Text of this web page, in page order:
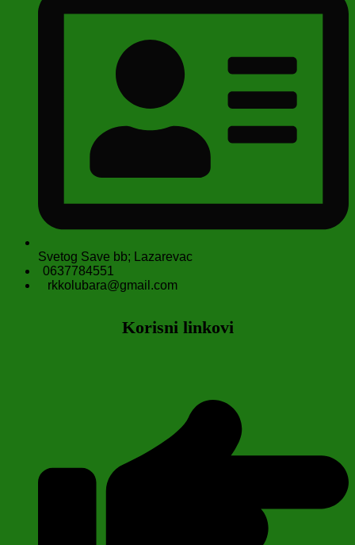
Svetog Save bb; Lazarevac
0637784551
rkkolubara@gmail.com
Korisni linkovi